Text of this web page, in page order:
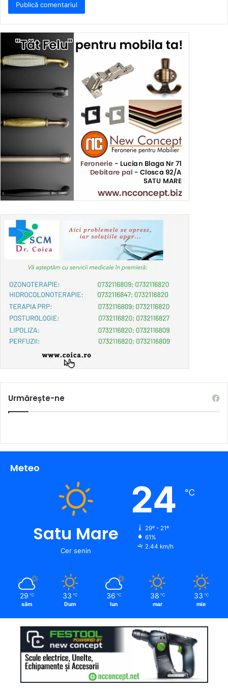
Urmărește-ne
Meteo
Satu Mare
Cer senin
24 ℃
29º - 21º
61%
2.44 km/h
29 ℃
sâm
33 ℃
Dum
36 ℃
lun
38 ℃
mar
33 ℃
mie